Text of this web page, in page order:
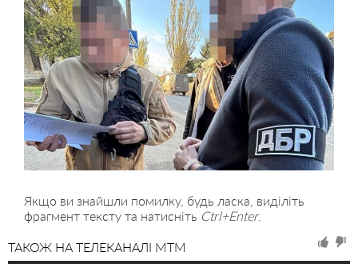
Якщо ви знайшли помилку, будь ласка, виділіть
фрагмент тексту та натисніть Ctrl+Enter.
ТАКОЖ НА ТЕЛЕКАНАЛІ MTM